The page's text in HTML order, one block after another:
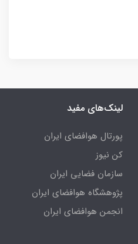
لینک‌های مفید
پورتال هوافضای ایران
کن نیوز
سازمان فضایی ایران
پژوهشگاه هوافضای ایران
انجمن هوافضای ایران